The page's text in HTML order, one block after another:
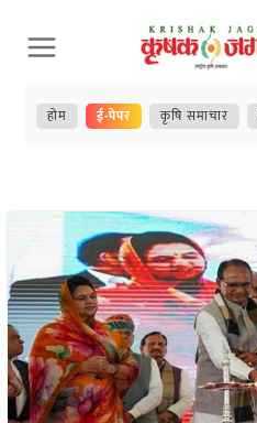
Skip
to
content
होम ई-पेपर कृषि समाचार